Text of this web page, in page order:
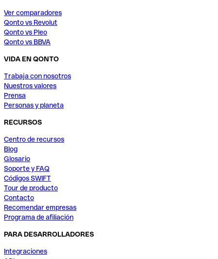
Ver comparadores
Qonto vs Revolut
Qonto vs Pleo
Qonto vs BBVA
VIDA EN QONTO
Trabaja con nosotros
Nuestros valores
Prensa
Personas y planeta
RECURSOS
Centro de recursos
Blog
Glosario
Soporte y FAQ
Códigos SWIFT
Tour de producto
Contacto
Recomendar empresas
Programa de afiliación
PARA DESARROLLADORES
Integraciones